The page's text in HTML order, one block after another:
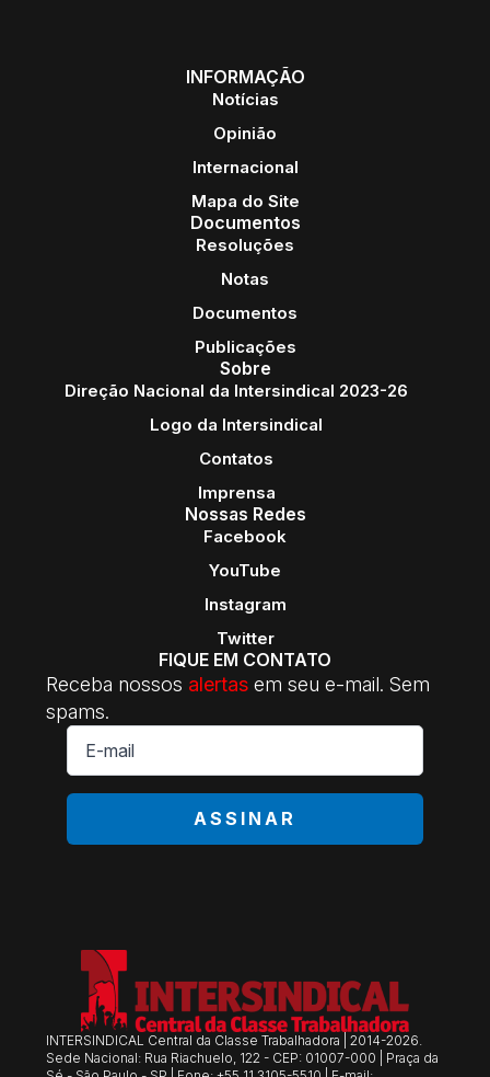
INFORMAÇÃO
Notícias
Opinião
Internacional
Mapa do Site
Documentos
Resoluções
Notas
Documentos
Publicações
Sobre
Direção Nacional da Intersindical 2023-26
Logo da Intersindical
Contatos
Imprensa
Nossas Redes
Facebook
YouTube
Instagram
Twitter
FIQUE EM CONTATO
Receba nossos alertas em seu e-mail. Sem
spams.
E-
mail
ASSINAR
INTERSINDICAL Central da Classe Trabalhadora | 2014-2026.
Sede Nacional: Rua Riachuelo, 122 - CEP: 01007-000 | Praça da